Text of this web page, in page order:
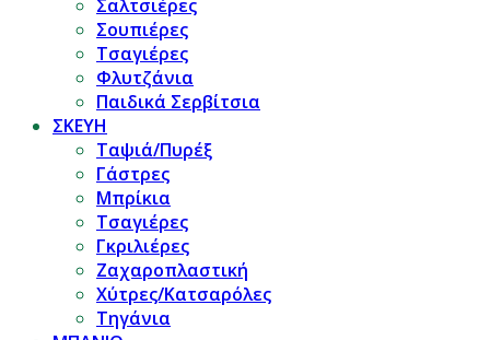
Σαλτσιέρες
Σουπιέρες
Τσαγιέρες
Φλυτζάνια
Παιδικά Σερβίτσια
ΣΚΕΥΗ
Ταψιά/Πυρέξ
Γάστρες
Μπρίκια
Τσαγιέρες
Γκριλιέρες
Ζαχαροπλαστική
Χύτρες/Κατσαρόλες
Τηγάνια